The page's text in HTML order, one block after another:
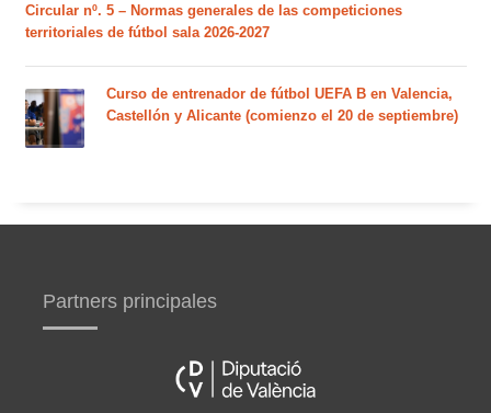
Circular nº. 5 – Normas generales de las competiciones
territoriales de fútbol sala 2026-2027
Curso de entrenador de fútbol UEFA B en Valencia,
Castellón y Alicante (comienzo el 20 de septiembre)
Partners principales